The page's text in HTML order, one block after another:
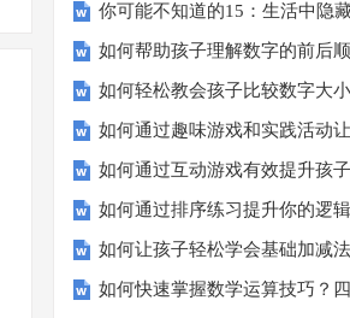
你可能不知道的15：生活中隐
如何帮助孩子理解数字的前后
如何轻松教会孩子比较数字大
如何通过趣味游戏和实践活动
如何通过互动游戏有效提升孩
如何通过排序练习提升你的逻
如何让孩子轻松学会基础加减
如何快速掌握数学运算技巧？